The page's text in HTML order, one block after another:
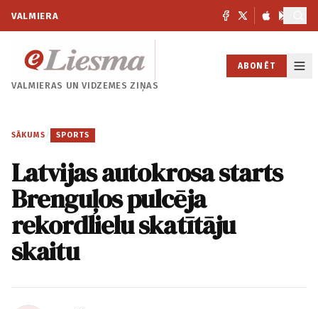
VALMIERA
VALMIERAS UNVIDZEMES ZIŅAS
ABONĒT
SĀKUMS / SPORTS
Latvijas autokrosa starts
Brenguļos pulcēja
rekordlielu skatītāju
skaitu